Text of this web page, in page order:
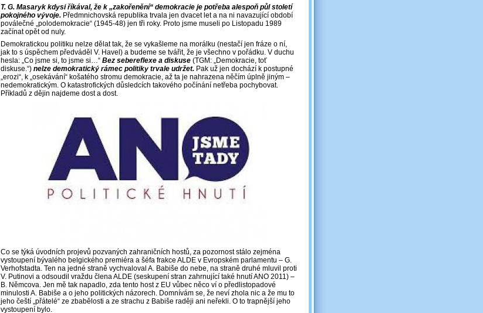
T. G. Masaryk kdysi říkával, že k „zakořenění“ demokracie je potřeba alespoň půl století
pokojného vývoje. Předmnichovská republika trvala jen dvacet let a na ni navazující období
poválečné „polodemokracie“ (1945-48) jen tři roky. Proto jsme museli po Listopadu 1989
začínat opět od nuly.
Demokratickou politiku nelze dělat tak, že se vykašleme na morálku (nestačí jen fráze o ní,
jak to s úspěchem předváděl V. Havel) a budeme se tvářit, že je všechno v pořádku. V duchu
hesla: „Co jsme si, to jsme si…“ Bez sebereflexe a diskuse (TGM: „Demokracie, toť
diskuse.“) nelze demokratický rámec politiky trvale udržet. Pak už jen dochází k postupné
„erozi“, k „osekávání“ košatého stromu demokracie, až ta je nahrazena něčím úplně jiným –
nedemokratickým. O katastrofických důsledcích takového počínání netřeba pochybovat.
Příkladů z dějin najdeme dost a dost.
Co se týká úvodních projevů pozvaných zahraničních hostů, za pozornost stálo zejména
vystoupení bývalého belgického premiéra a šéfa frakce ALDE v Evropském parlamentu – G.
Verhofstadta. Ten na jedné straně vychvaloval A. Babiše do nebe, na straně druhé mluvil proti
V. Putinovi a odsoudil vraždu člena ALDE (seskupení stran zahrnující také hnutí ANO 2011) ‒
B. Němcova. Jen mě tak napadlo, zda tento host z EU vůbec něco ví o předlistopadové
minulosti A. Babiše a o jeho politických názorech. Domnívám se, že neví zhola nic a že mu to
jeho čeští „přátelé“ ze zbabělosti a ze strachu z Babiše raději ani neřekli. O to trapnější jeho
vystoupení bylo.